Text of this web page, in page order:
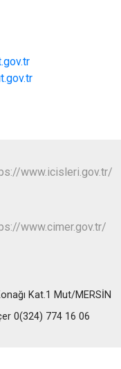
16 06
Kat.1 Mut/MERSİN
0(324) 774 16 06